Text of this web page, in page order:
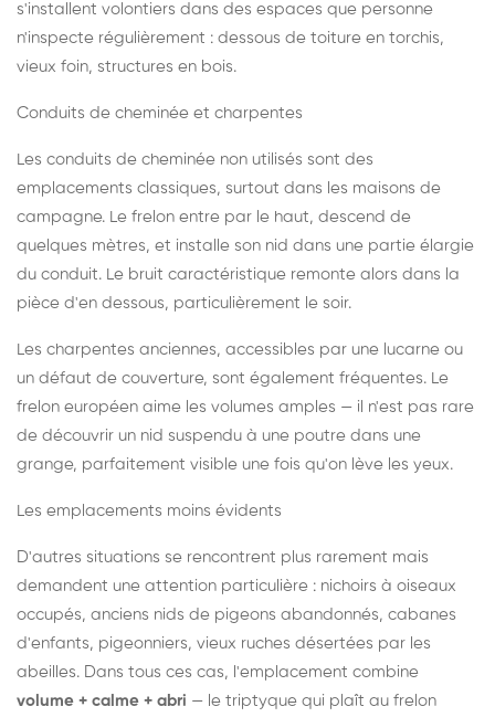
s'installent volontiers dans des espaces que personne
n'inspecte régulièrement : dessous de toiture en torchis,
vieux foin, structures en bois.
Conduits de cheminée et charpentes
Les conduits de cheminée non utilisés sont des
emplacements classiques, surtout dans les maisons de
campagne. Le frelon entre par le haut, descend de
quelques mètres, et installe son nid dans une partie élargie
du conduit. Le bruit caractéristique remonte alors dans la
pièce d'en dessous, particulièrement le soir.
Les charpentes anciennes, accessibles par une lucarne ou
un défaut de couverture, sont également fréquentes. Le
frelon européen aime les volumes amples — il n'est pas rare
de découvrir un nid suspendu à une poutre dans une
grange, parfaitement visible une fois qu'on lève les yeux.
Les emplacements moins évidents
D'autres situations se rencontrent plus rarement mais
demandent une attention particulière : nichoirs à oiseaux
occupés, anciens nids de pigeons abandonnés, cabanes
d'enfants, pigeonniers, vieux ruches désertées par les
abeilles. Dans tous ces cas, l'emplacement combine
volume + calme + abri — le triptyque qui plaît au frelon